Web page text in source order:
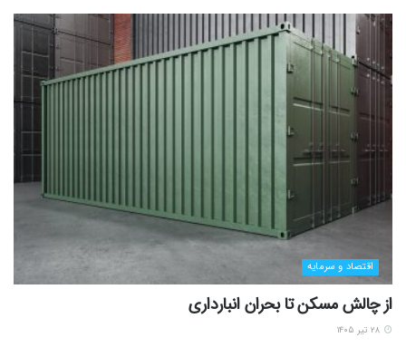
اقتصاد و سرمایه
از چالش مسکن تا بحران انبارداری